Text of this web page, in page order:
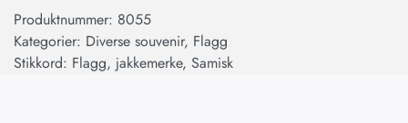
Produktnummer: 8055
Kategorier: Diverse souvenir, Flagg
Stikkord: Flagg, jakkemerke, Samisk